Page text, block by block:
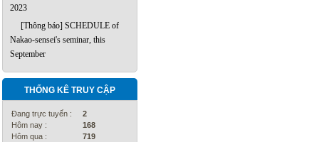
2023
[Thông báo] SCHEDULE of
Nakao-sensei's seminar, this
September
THỐNG KÊ TRUY CẬP
Đang trực tuyến :
2
Hôm nay :
168
Hôm qua :
719